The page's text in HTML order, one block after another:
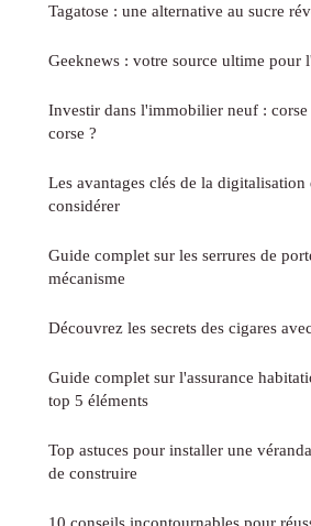
Tagatose : une alternative au sucre
Geeknews : votre source ultime pour
Investir dans l'immobilier neuf :
corse ?
Les avantages clés de la digitalisation
considérer
Guide complet sur les serrures de
mécanisme
Découvrez les secrets des cigares
Guide complet sur l'assurance
top 5 éléments
Top astuces pour installer une
de construire
10 conseils incontournables pour